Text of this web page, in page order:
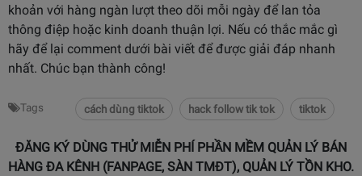
khoản với hàng ngàn lượt theo dõi mỗi ngày để lan tỏa
thông điệp hoặc kinh doanh thuận lợi. Nếu có thắc mắc gì
hãy để lại comment dưới bài viết để được giải đáp nhanh
nhất. Chúc bạn thành công!
Tags cách dùng tiktok hack follow tik tok tiktok
ĐĂNG KÝ DÙNG THỬ MIỄN PHÍ PHẦN MỀM QUẢN LÝ BÁN
HÀNG ĐA KÊNH (FANPAGE, SÀN TMĐT), QUẢN LÝ TỒN KHO.